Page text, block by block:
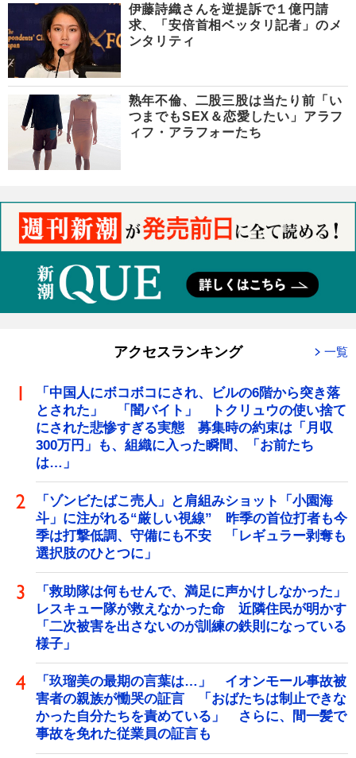
伊藤詩織さんを逆提訴で１億円請
求、「安倍首相ベッタリ記者」のメ
ンタリティ
熟年不倫、二股三股は当たり前「い
つまでもSEX＆恋愛したい」アラフ
ィフ・アラフォーたち
アクセスランキング 一覧
「中国人にボコボコにされ、ビルの6階から突き落
とされた」 「闇バイト」 トクリュウの使い捨て
にされた悲惨すぎる実態 募集時の約束は「月収
300万円」も、組織に入った瞬間、「お前たち
は…」
「ゾンビたばこ売人」と肩組みショット「小園海
斗」に注がれる“厳しい視線” 昨季の首位打者も今
季は打撃低調、守備にも不安 「レギュラー剥奪も
選択肢のひとつに」
「救助隊は何もせんで、満足に声かけしなかった」
レスキュー隊が救えなかった命 近隣住民が明かす
「二次被害を出さないのが訓練の鉄則になっている
様子」
「玖瑠美の最期の言葉は…」 イオンモール事故被
害者の親族が慟哭の証言 「おばたちは制止できな
かった自分たちを責めている」 さらに、間一髪で
事故を免れた従業員の証言も